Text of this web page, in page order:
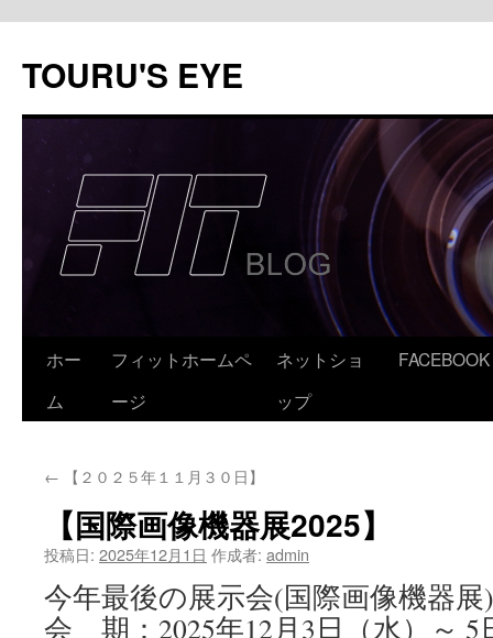
テ
ン
TOURU'S EYE
ホー
ム
フィットホームペ
ージ
ネットショ
ップ
FACEBOOK
← 【２０２５年１１月３０日】
【国際画像機器展2025】
投稿日: 2025年12月1日 作成者: admin
今年最後の展示会(国際画像機器
会 期：2025年12月3日（水）～ 5